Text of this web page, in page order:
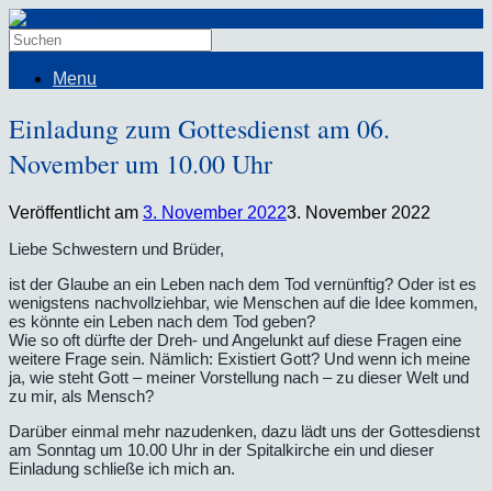
Menu
Einladung zum Gottesdienst am 06.
November um 10.00 Uhr
Veröffentlicht am 3. November 20223. November 2022
Liebe Schwestern und Brüder,
ist der Glaube an ein Leben nach dem Tod vernünftig? Oder ist es
wenigstens nachvollziehbar, wie Menschen auf die Idee kommen,
es könnte ein Leben nach dem Tod geben?
Wie so oft dürfte der Dreh- und Angelunkt auf diese Fragen eine
weitere Frage sein. Nämlich: Existiert Gott? Und wenn ich meine
ja, wie steht Gott – meiner Vorstellung nach – zu dieser Welt und
zu mir, als Mensch?
Darüber einmal mehr nazudenken, dazu lädt uns der Gottesdienst
am Sonntag um 10.00 Uhr in der Spitalkirche ein und dieser
Einladung schließe ich mich an.